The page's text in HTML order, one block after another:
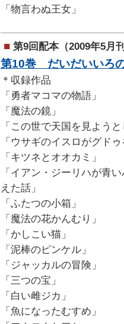
「物言わぬ王女」
■ 第9回配本（2009年5月
第10巻 だいだいいろ
＊収録作品
「勇者マコマの物語」
「魔法の鏡」
「この世で天国を見よう
「ウサギのイスロがグド
「キツネとオオカミ」
「イアン・ジーリハが青
えた話」
「ふたつの小箱」
「魔法の花かんむり」
「かしこい猫」
「泥棒のピンケル」
「ジャッカルの冒険」
「三つの宝」
「白い雌ジカ」
「魚になったむすめ」